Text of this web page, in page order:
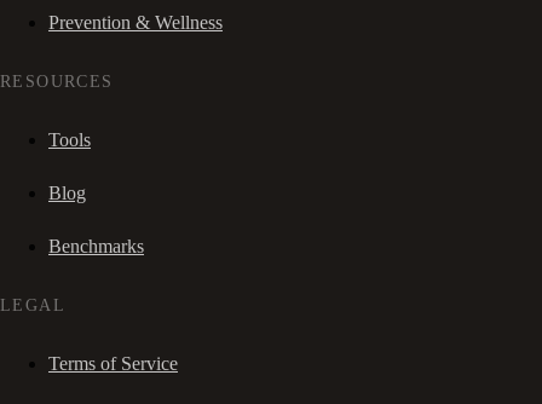
Prevention & Wellness
RESOURCES
Tools
Blog
Benchmarks
LEGAL
Terms of Service